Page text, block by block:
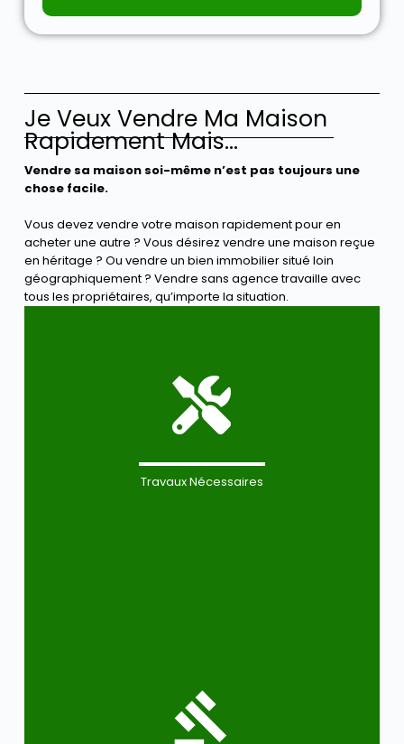
Je Veux Vendre Ma Maison
Rapidement Mais...
Vendre sa maison soi-même n’est pas toujours une
chose facile.
Vous devez vendre votre maison rapidement pour en
acheter une autre ? Vous désirez vendre une maison reçue
en héritage ? Ou vendre un bien immobilier situé loin
géographiquement ? Vendre sans agence travaille avec
tous les propriétaires, qu’importe la situation.
Travaux Nécessaires